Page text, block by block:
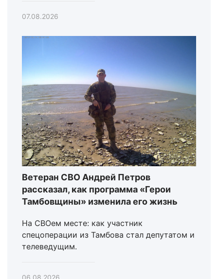
07.08.2026
Ветеран СВО Андрей Петров
рассказал, как программа «Герои
Тамбовщины» изменила его жизнь
На СВОем месте: как участник
спецоперации из Тамбова стал депутатом и
телеведущим.